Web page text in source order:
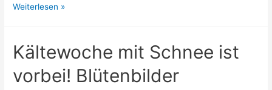
Schnee
warm
Dezember
Weiterlesen »
Kältewoche mit Schnee ist
vorbei! Blütenbilder